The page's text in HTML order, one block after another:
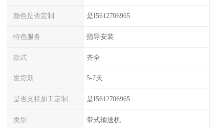
颜色是否定制 是I5612706965
特色服务 指导安装
款式 齐全
发货期 5-7天
是否支持加工定制 是I5612706965
类别 带式输送机